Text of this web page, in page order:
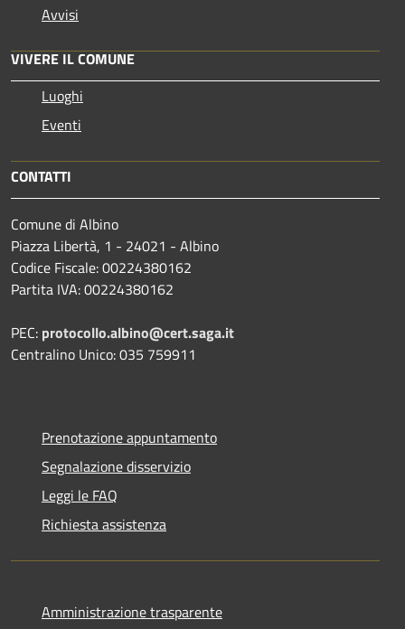
Avvisi
VIVERE IL COMUNE
Luoghi
Eventi
CONTATTI
Comune di Albino
Piazza Libertà, 1 - 24021 - Albino
Codice Fiscale: 00224380162
Partita IVA: 00224380162
PEC: protocollo.albino@cert.saga.it
Centralino Unico: 035 759911
Prenotazione appuntamento
Segnalazione disservizio
Leggi le FAQ
Richiesta assistenza
Amministrazione trasparente